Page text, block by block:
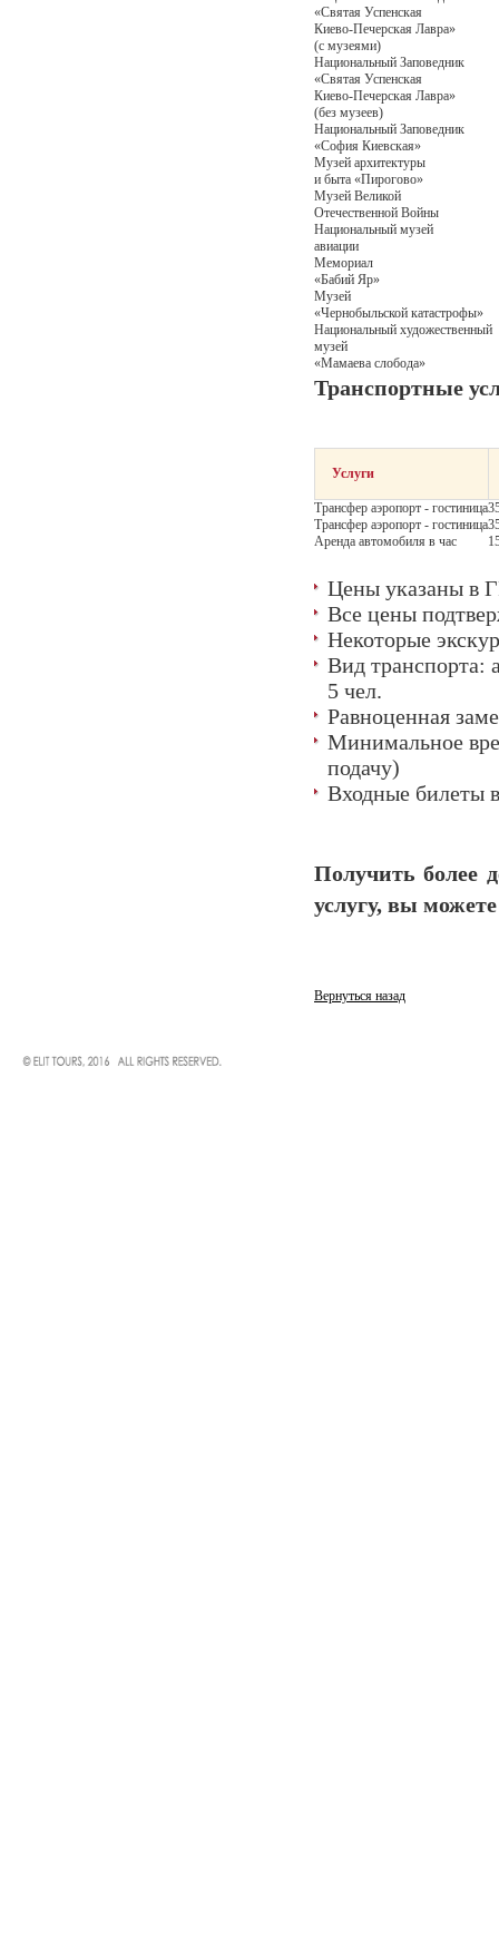
«Святая Успенская
Киево-Печерская Лавра»
(с музеями)
Национальный Заповедник
«Святая Успенская
Киево-Печерская Лавра»
(без музеев)
Национальный Заповедник
«София Киевская»
Музей архитектуры
и быта «Пирогово»
Музей Великой
Отечественной Войны
Национальный музей
авиации
Мемориал
«Бабий Яр»
Музей
«Чернобыльской катастрофы»
Национальный художественный
музей
«Мамаева слобода»
Транспортные
Услуги
Трансфер аэропорт - гостиница
Трансфер аэропорт - гостиница
Аренда автомобиля в час
Цены указаны в
Все цены
Некоторые
Вид транспорта:
5 чел.
Равноценная
Минимальное
подачу)
Входные билеты
Получить более
услугу, вы можете
Вернуться назад